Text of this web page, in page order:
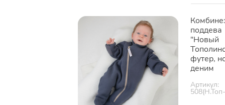
поддева
"Новый
футер,
деним
Артикул: